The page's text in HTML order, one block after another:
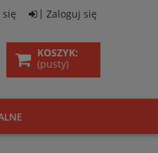
Zaloguj się
KOSZYK:
(pusty)